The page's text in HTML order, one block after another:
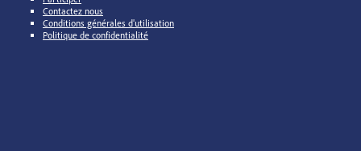
Contactez nous
Conditions générales d'utilisation
Politique de confidentialité